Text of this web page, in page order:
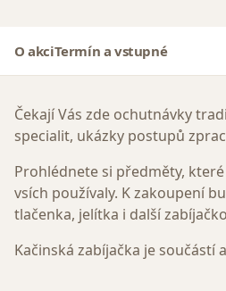
O akciTermín a vstupné
Čekají Vás zde ochutnávky
specialit, ukázky postupů
Prohlédnete si předměty,
vsích používaly. K zakoupení
tlačenka, jelítka i další
Kačinská zabíjačka je součástí